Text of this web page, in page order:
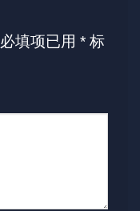
必填项已用 * 标